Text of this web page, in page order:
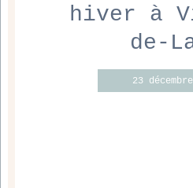
hiver à
de-
23